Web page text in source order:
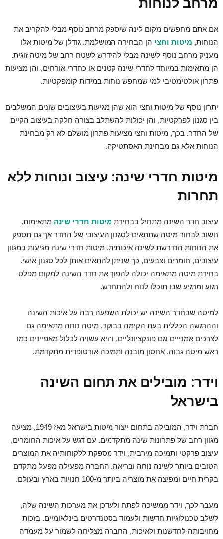
מרחב לנוחות
אם אתם מחפשים מקום לינה שיספק מרחב נוסף מבלי להקריב את
הנוחות, מיטות וחצי הן הבחירה המושלמת. גודלן של מיטות אלו
מעניק מרחב נוסף לשינה מבלי להידרש לשטח רחב של מיטה זוגית.
הן מתאימות במיוחד לחדרי שינה קטנים או כחדרי אורחים, והן מציעות
פתרון אולטימטיבי למי שמחפש נוחות במידות קומפקטיות.
יתרון נוסף של מיטות וחצי הוא שהן מגיעות בעיצובים שונים המשלבים
בין סגנון לפרקטיות, והן יכולות להשתלב בצורה חלקה בעיצוב הקיים
של החדר. בכך, מיטות וחצי מציעות פתרון מושלם לא רק מבחינת
הנוחות אלא גם מבחינת האסתטיקה.
מיטות חדרי שינה: עיצוב ונוחות ללא
תחרות
עיצוב חדר השינה מתחיל בבחירת מיטות חדרי שינה מתאימות.
חשוב לבחור מיטה שתתאים לסגנון העיצובי של החדר אך גם תספק
את הנוחות הנדרשת לשינה איכותית. מיטות חדרי שינה מגיעות במגוון
עיצובים, חומרים וצבעים, כך שניתן להתאים אותן לכל סגנון אישי.
בחירת מיטה מתאימה יכולה להפוך את חדר השינה למקום מפלט
רגוע ומרגיע שבו תוכלו לנוח ולהתחדש.
למיטה שבחדר השינה יש יכולת השפעה רבה על איכות השינה
וההרגשה הכללית בעת הקימה בבוקר. מיטה נוחה מתאימה גם
לצרכים אמנייים וגם פונקציונליים, והיא עשויה לכלול מאפיינים כמו
ראש מיטה גבוה, אחסון מובנה ותמיכה אורטופדית מתקדמת.
וידר: מובילים את תחום השינה
בישראל
חברת וידר, המובילה בתחום ייצור מיטות בישראל מאז 1949, מציעה
מגוון רחב של פתרונות שינה מתקדמים. עם דגש על איכות החומרים,
עיצוב פרקטי ותמיכה מירבית, וידר מספקת ללקוחותיה את המוצרים
הטובים ביותר לשינה נוחה ובריאה. החברה מפעילה מפעל מתקדם
בקרית חיים ומפיצה את מוצריה ביותר מ-100 חנויות בארץ ובעולם.
מעבר לכך, וידר ממשיכה לפתח ולעדכן את מערכות השינה שלה,
לשלב טכנולוגיות חדשות ולעמוד בסטנדרטים בינלאומיים. בזכות
מחויבותה לחדשנות ולאיכות, החברה מצליחה לשמור על מעמדה